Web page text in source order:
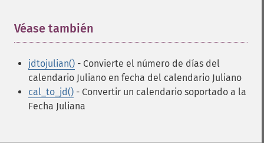
Véase también
jdtojulian() - Convierte el número de días del
calendario Juliano en fecha del calendario Juliano
cal_to_jd() - Convertir un calendario soportado a la
Fecha Juliana